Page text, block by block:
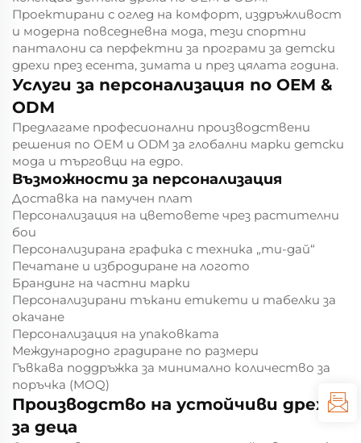
Проектирани с оглед на комфорт, издръжливост
и модерна повседневна мода, тези спортни
панталони са перфектни за програми за детски
дрехи през есента, зимата и през цялата година.
Услуги за персонализация по OEM &
ODM
Предлагаме професионални производствени
решения по OEM и ODM за глобални марки детски
мода и търговци на едро.
Възможности за персонализация
Доставка на памучен плат
Персонализация на цветовете чрез растителни
бои
Персонализирана графика с техника „ти-дай“
Печатане и избродиране на логото
Брандинг на частни марки
Персонализирани тъкани етикети и табелки за
окачане
Персонализация на упаковката
Международно градиране по размери
Гъвкава поддръжка за минимално количество за
поръчка (MOQ)
Производство на устойчиви дрехи
за деца